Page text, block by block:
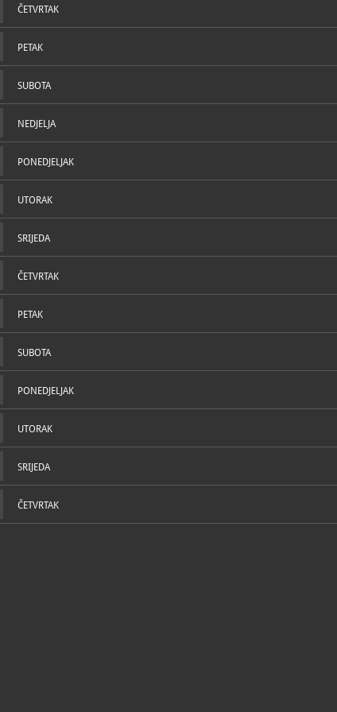
ČETVRTAK
PETAK
SUBOTA
NEDJELJA
PONEDJELJAK
UTORAK
SRIJEDA
ČETVRTAK
PETAK
SUBOTA
PONEDJELJAK
UTORAK
SRIJEDA
ČETVRTAK